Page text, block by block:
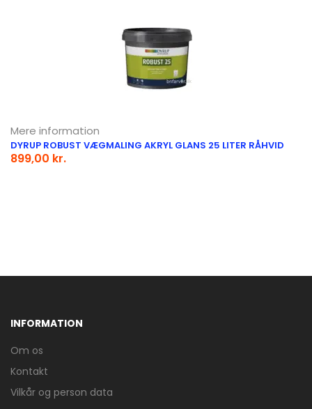
Mere information
DYRUP ROBUST VÆGMALING AKRYL GLANS 25 LITER RÅHVID
899,00 kr.
INFORMATION
Om os
Kontakt
Vilkår og person data